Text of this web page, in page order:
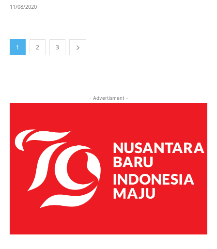
11/08/2020
1 2 3
- Advertisment -